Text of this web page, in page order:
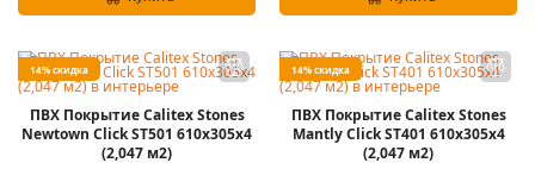
14% скидка
ПВХ Покрытие Calitex Stones
Newtown Click ST501 610x305x4
(2,047 м2)
14% скидка
ПВХ Покрытие Calitex Stones
Mantly Click ST401 610x305x4
(2,047 м2)